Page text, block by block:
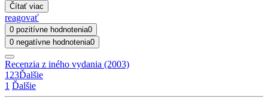
Čítať viac
reagovať
0 pozitívne hodnotenia0
0 negatívne hodnotenia0
Recenzia z iného vydania (2003)
1 23Ďalšie
1 Ďalšie